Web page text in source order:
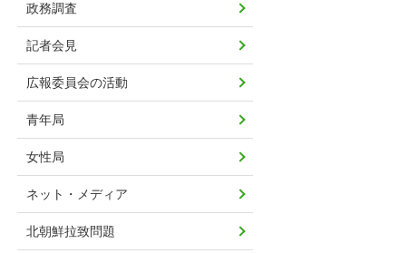
政務調査
記者会見
広報委員会の活動
青年局
女性局
ネット・メディア
北朝鮮拉致問題